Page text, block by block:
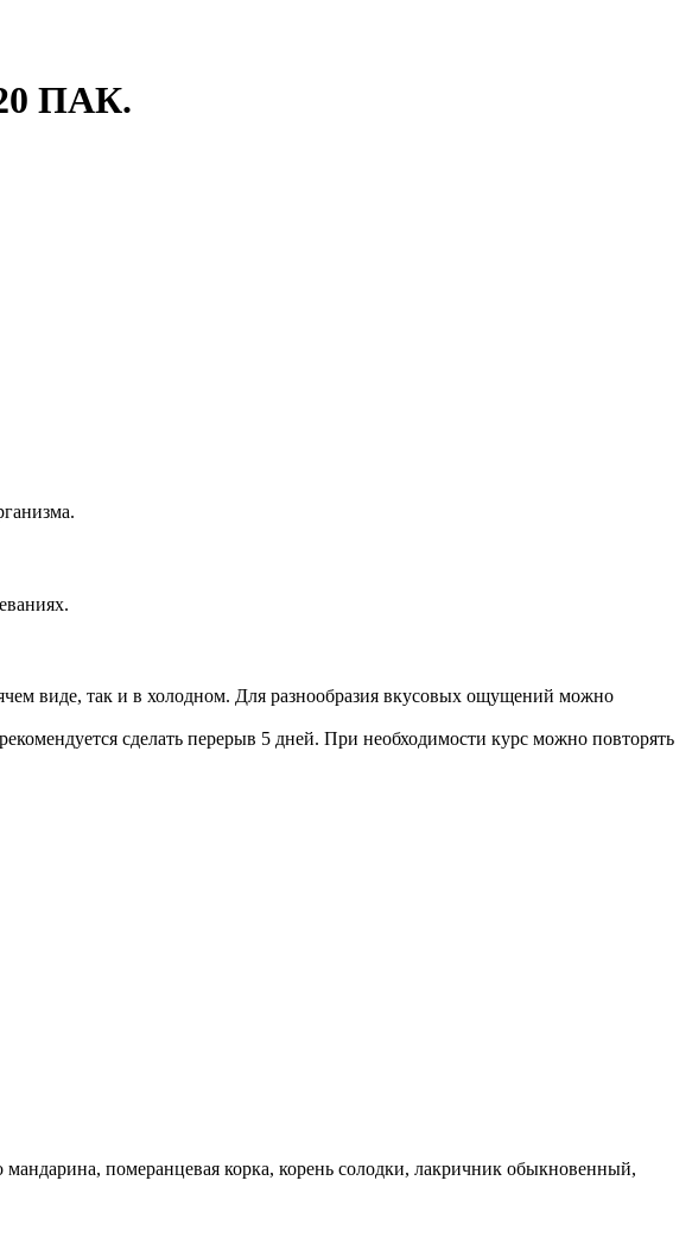
ПАК.
виде, так и в холодном. Для разнообразия вкусовых ощущений можно
сделать перерыв 5 дней. При необходимости курс можно повторять
померанцевая корка, корень солодки, лакричник обыкновенный,